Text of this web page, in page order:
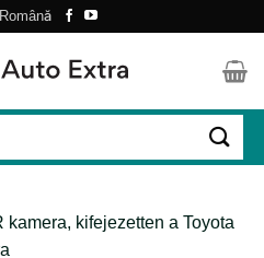
Română